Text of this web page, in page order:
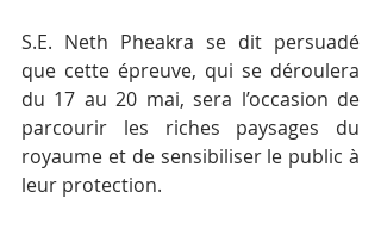
S.E. Neth Pheakra se dit persuadé
que cette épreuve, qui se déroulera
du 17 au 20 mai, sera l’occasion de
parcourir les riches paysages du
royaume et de sensibiliser le public à
leur protection.